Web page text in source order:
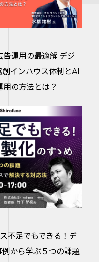
告運用の最適解 デジ
インハウス体制とAI
の方法とは？
不足でもできる！デ
から学ぶ５つの課題